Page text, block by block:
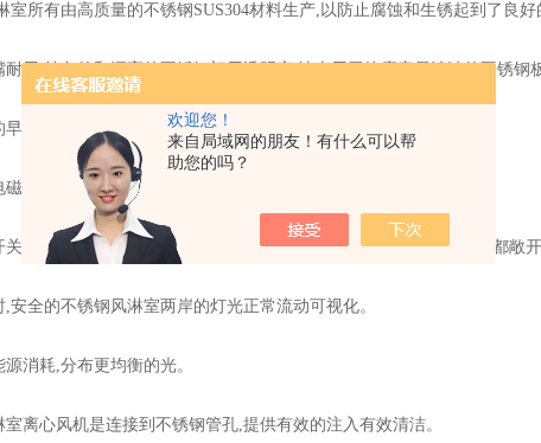
欢迎您！
来自局域网的朋友！有什么可以帮
助您的吗？
室所有由高质量的不锈钢SUS304材料生产,以防止腐蚀和生锈起到了良好
耐用,持久的和漂亮的不锈钢门用透明窗;地上用于抗磨容易清洁的不锈钢
期效应和过滤器过滤效率可以达到99.99%(0.3微米的尘埃粒子)。
磁锁,以确保没有转变,AUTO红外传感器空气淋浴,中间继电器。
关安装在工作区域内,并可迅速切断电源不锈钢风淋室这样每一扇门都敞开
,安全的不锈钢风淋室两岸的灯光正常流动可视化。
消耗,分布更均衡的光。
室离心风机是连接到不锈钢管孔,提供有效的注入有效清洁。